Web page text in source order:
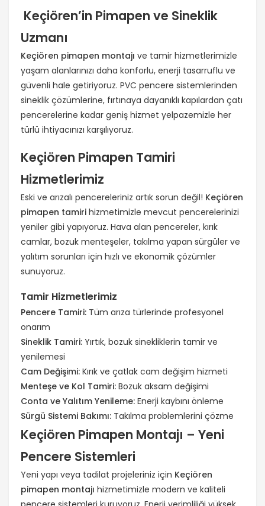
Keçiören’in Pimapen ve Sineklik
Uzmanı
Keçiören pimapen montajı ve tamir hizmetlerimizle
yaşam alanlarınızı daha konforlu, enerji tasarruflu ve
güvenli hale getiriyoruz. PVC pencere sistemlerinden
sineklik çözümlerine, fırtınaya dayanıklı kapılardan çatı
pencerelerine kadar geniş hizmet yelpazemizle her
türlü ihtiyacınızı karşılıyoruz.
Keçiören Pimapen Tamiri
Hizmetlerimiz
Eski ve arızalı pencereleriniz artık sorun değil! Keçiören
pimapen tamiri hizmetimizle mevcut pencerelerinizi
yeniler gibi yapıyoruz. Hava alan pencereler, kırık
camlar, bozuk menteşeler, takılma yapan sürgüler ve
yalıtım sorunları için hızlı ve ekonomik çözümler
sunuyoruz.
Tamir Hizmetlerimiz
Pencere Tamiri: Tüm arıza türlerinde profesyonel
onarım
Sineklik Tamiri: Yırtık, bozuk sinekliklerin tamir ve
yenilemesi
Cam Değişimi: Kırık ve çatlak cam değişim hizmeti
Menteşe ve Kol Tamiri: Bozuk aksam değişimi
Conta ve Yalıtım Yenileme: Enerji kaybını önleme
Sürgü Sistemi Bakımı: Takılma problemlerini çözme
Keçiören Pimapen Montajı – Yeni
Pencere Sistemleri
Yeni yapı veya tadilat projeleriniz için Keçiören
pimapen montajı hizmetimizle modern ve kaliteli